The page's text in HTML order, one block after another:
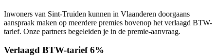
Inwoners van Sint-Truiden kunnen in Vlaanderen doorgaans
aanspraak maken op meerdere premies bovenop het verlaagd BTW-
tarief. Onze partners begeleiden je in de premie-aanvraag.
Verlaagd BTW-tarief 6%